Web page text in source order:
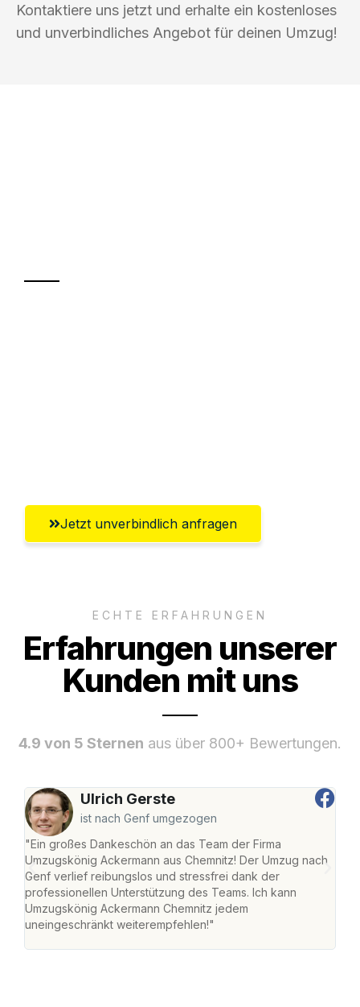
Kontaktiere uns jetzt und erhalte ein kostenloses
und unverbindliches Angebot für deinen Umzug!
Jetzt unverbindlich anfragen
ECHTE ERFAHRUNGEN
Erfahrungen unserer
Kunden mit uns
4.9 von 5 Sternen aus über 800+ Bewertungen.
Ulrich Gerste
ist nach Genf umgezogen
"Ein großes Dankeschön an das Team der Firma
Umzugskönig Ackermann aus Chemnitz! Der Umzug nach
Genf verlief reibungslos und stressfrei dank der
professionellen Unterstützung des Teams. Ich kann
Umzugskönig Ackermann Chemnitz jedem
uneingeschränkt weiterempfehlen!"